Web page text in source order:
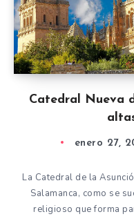
Catedral Nueva
enero 27,
La Catedral de la
Salamanca, como se
religioso que forma